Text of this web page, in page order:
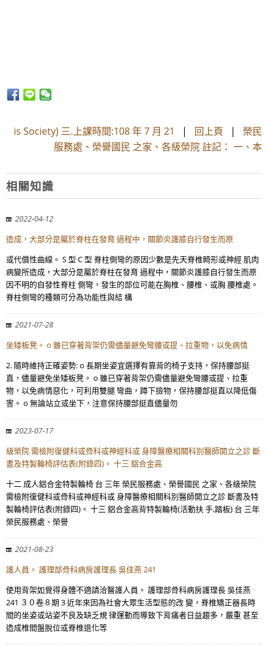
is Society) 三.上課時間:108 年 7 月 21 | 回上頁 | 榮民
服務處、榮譽國民 之家、各級榮院 註記： 一、本
相關知識
2022-04-12
造成，大部分是屬於脊柱在發育 過程中，關節炎護膝自行發生而原
或代償性曲線。 S 型 C 型 脊柱側彎的原因少數是先天脊椎畸形或神經 肌肉
病變所造成，大部分是屬於脊柱在發育 過程中，關節炎護膝自行發生而原
因不明的自發性脊柱 側彎，發生的部位可能在胸椎、腰椎、或胸 腰椎處。
脊柱側彎的種類可分為功能性與結 構
2021-07-28
坐矮板凳。 o 雖已穿著背架仍需儘量避免彎腰或提、拉重物，以免病情
2. 隨時維持正確姿勢: o 長期坐姿宜選擇有靠背的椅子支持，保持腰部挺
直，儘量避免坐矮板凳。 o 雖已穿著背架仍需儘量避免彎腰或提、拉重
物，以免病情惡化，可利用雙腿 彎曲，蹲下撿物，保持腰部挺直以降低傷
害。 o 無論站立或坐下，注意保持腰部挺直儘量勿
2023-07-17
級榮院 需檢附復健科或骨科或神經科或 身障醫療相關科別醫師開立之診 斷
書及特製輪椅評估表(附錄四)。 十三 鋁合金高
十二 成人鋁合金特製輪椅 台 三年 榮民服務處、榮譽國民 之家、各級榮院
需檢附復健科或骨科或神經科或 身障醫療相關科別醫師開立之診 斷書及特
製輪椅評估表(附錄四)。 十三 鋁合金高背特製輪椅(活動扶 手,踏板) 台 三年
榮民服務處、榮譽
2021-08-23
護人員。 護理部骨科病房護理長 吳佳燕 241
使用背架如覺得身體不適請洽醫護人員。 護理部骨科病房護理長 吳佳燕
241 ３０卷８期 3 近年來因為社會大眾生活型態的改 變，脊椎矯正器長時
間的坐姿或站姿不良及缺乏規 律運動而導致下背痛者日益趨多，嚴重 甚至
造成椎間盤脫位或脊椎退化等